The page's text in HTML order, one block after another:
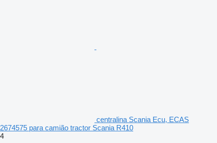
centralina Scania Ecu, ECAS
2674575 para camião tractor Scania R410
4